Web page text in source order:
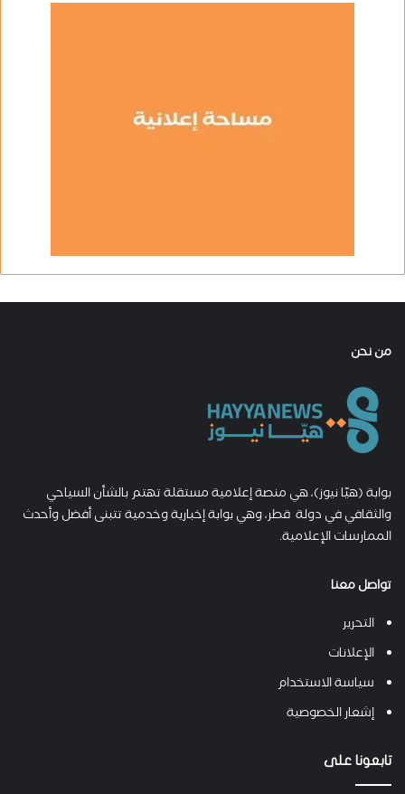
من نحن
بوابة (هيّا نيوز)، هي منصة إعلامية مستقلة تهتم بالشأن السياحي
والثقافي في دولة قطر، وهي بوابة إخبارية وخدمية تتبنى أفضل وأحدث
الممارسات الإعلامية.
تواصل معنا
التحرير
الإعلانات
سياسة الاستخدام
إشعار الخصوصية
تابعونا على